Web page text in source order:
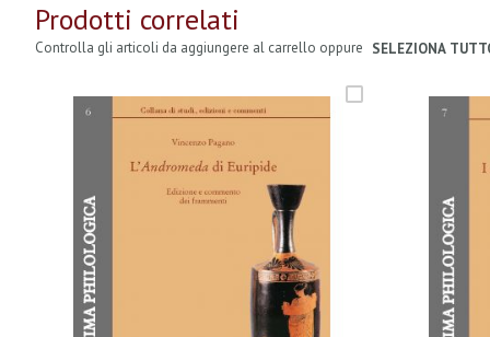
Prodotti correlati
Controlla gli articoli da aggiungere al carrello oppure SELEZIONA